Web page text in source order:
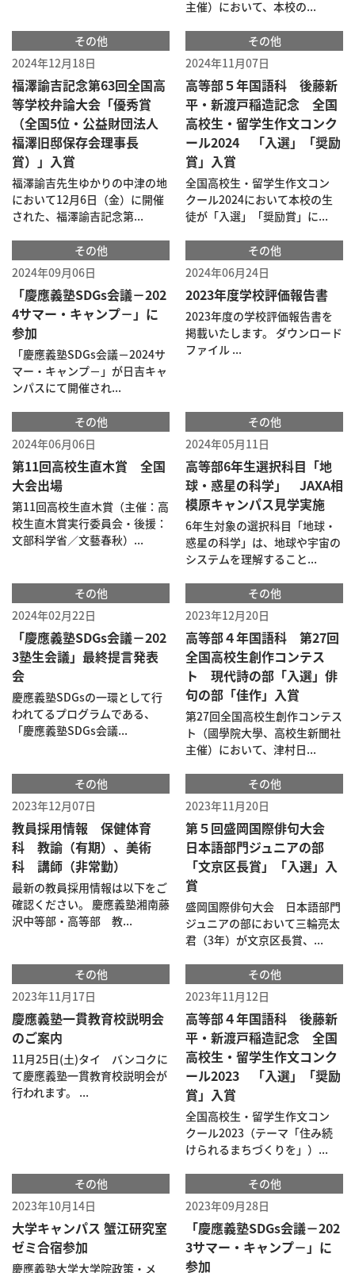
主催）において、本校の...
その他
2024年12月18日
福澤諭吉記念第63回全国高
等学校弁論大会「優秀賞
（全国5位・公益財団法人
福澤旧邸保存会理事長
賞）」入賞
福澤諭吉先生ゆかりの中津の地
において12月6日（金）に開催
された、福澤諭吉記念第...
その他
2024年11月07日
高等部５年国語科 後藤新
平・新渡戸稲造記念 全国
高校生・留学生作文コンク
ール2024 「入選」「奨励
賞」入賞
全国高校生・留学生作文コン
クール2024において本校の生
徒が「入選」「奨励賞」に...
その他
2024年09月06日
「慶應義塾SDGs会議－202
4サマー・キャンプ－」に
参加
「慶應義塾SDGs会議－2024サ
マー・キャンプ－」が日吉キャ
ンパスにて開催され...
その他
2024年06月24日
2023年度学校評価報告書
2023年度の学校評価報告書を
掲載いたします。 ダウンロード
ファイル ...
その他
2024年06月06日
第11回高校生直木賞 全国
大会出場
第11回高校生直木賞（主催：高
校生直木賞実行委員会・後援：
文部科学省／文藝春秋）...
その他
2024年05月11日
高等部6年生選択科目「地
球・惑星の科学」 JAXA相
模原キャンパス見学実施
6年生対象の選択科目「地球・
惑星の科学」は、地球や宇宙の
システムを理解すること...
その他
2024年02月22日
「慶應義塾SDGs会議－202
3塾生会議」最終提言発表
会
慶應義塾SDGsの一環として行
われてるプログラムである、
「慶應義塾SDGs会議...
その他
2023年12月20日
高等部４年国語科 第27回
全国高校生創作コンテス
ト 現代詩の部「入選」俳
句の部「佳作」入賞
第27回全国高校生創作コンテス
ト（國學院大學、高校生新聞社
主催）において、津村日...
その他
2023年12月07日
教員採用情報 保健体育
科 教諭（有期）、美術
科 講師（非常勤）
最新の教員採用情報は以下をご
確認ください。 慶應義塾湘南藤
沢中等部・高等部 教...
その他
2023年11月20日
第５回盛岡国際俳句大会
日本語部門ジュニアの部
「文京区長賞」「入選」入
賞
盛岡国際俳句大会 日本語部門
ジュニアの部において三輪亮太
君（3年）が文京区長賞、...
その他
2023年11月17日
慶應義塾一貫教育校説明会
のご案内
11月25日(土)タイ バンコクに
て慶應義塾一貫教育校説明会が
行われます。 ...
その他
2023年11月12日
高等部４年国語科 後藤新
平・新渡戸稲造記念 全国
高校生・留学生作文コンク
ール2023 「入選」「奨励
賞」入賞
全国高校生・留学生作文コン
クール2023（テーマ「住み続
けられるまちづくりを」）...
その他
2023年10月14日
大学キャンパス 蟹江研究室
ゼミ合宿参加
慶應義塾大学大学院政策・メ
その他
2023年09月28日
「慶應義塾SDGs会議－202
3サマー・キャンプ－」に
参加